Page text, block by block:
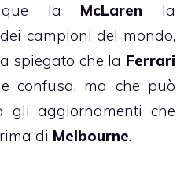
la McLaren la
campioni del mondo,
spiegato che la Ferrari
confusa, ma che può
gli aggiornamenti che
di Melbourne.